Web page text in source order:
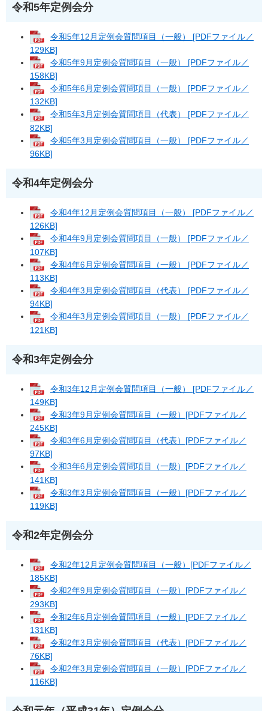
令和5年定例会分
令和5年12月定例会質問項目（一般） [PDFファイル／
129KB]
令和5年9月定例会質問項目（一般） [PDFファイル／
158KB]
令和5年6月定例会質問項目（一般） [PDFファイル／
132KB]
令和5年3月定例会質問項目（代表） [PDFファイル／
82KB]
令和5年3月定例会質問項目（一般） [PDFファイル／
96KB]
令和4年定例会分
令和4年12月定例会質問項目（一般） [PDFファイル／
126KB]
令和4年9月定例会質問項目（一般） [PDFファイル／
107KB]
令和4年6月定例会質問項目（一般） [PDFファイル／
113KB]
令和4年3月定例会質問項目（代表） [PDFファイル／
94KB]
令和4年3月定例会質問項目（一般） [PDFファイル／
121KB]
令和3年定例会分
令和3年12月定例会質問項目（一般） [PDFファイル／
149KB]
令和3年9月定例会質問項目（一般）[PDFファイル／
245KB]
令和3年6月定例会質問項目（代表）[PDFファイル／
97KB]
令和3年6月定例会質問項目（一般）[PDFファイル／
141KB]
令和3年3月定例会質問項目（一般）[PDFファイル／
119KB]
令和2年定例会分
令和2年12月定例会質問項目（一般）[PDFファイル／
185KB]
令和2年9月定例会質問項目（一般）[PDFファイル／
293KB]
令和2年6月定例会質問項目（一般）[PDFファイル／
131KB]
令和2年3月定例会質問項目（代表）[PDFファイル／
76KB]
令和2年3月定例会質問項目（一般）[PDFファイル／
116KB]